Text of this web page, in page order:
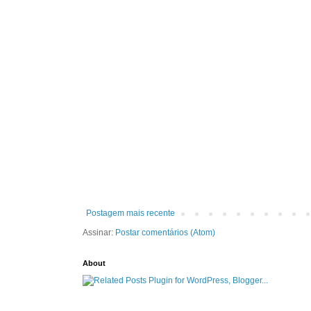
Postagem mais recente
Assinar: Postar comentários (Atom)
About